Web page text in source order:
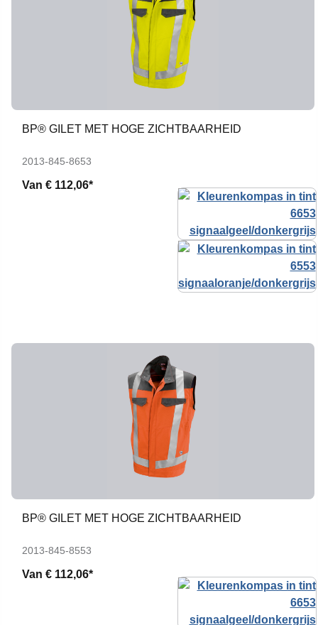
BP® GILET MET HOGE ZICHTBAARHEID
2013-845-8653
Van € 112,06*
BP® GILET MET HOGE ZICHTBAARHEID
2013-845-8553
Van € 112,06*